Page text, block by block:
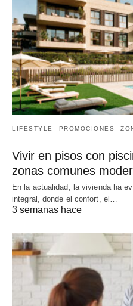
LIFESTYLE PROMOCIONES
Vivir en pisos con
zonas comunes
En la actualidad, la vivienda ha
integral, donde el confort, el…
3 semanas hace